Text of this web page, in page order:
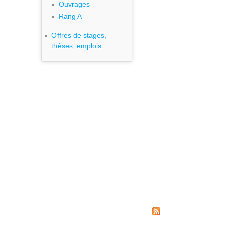
Ouvrages
Rang A
Offres de stages,
thèses, emplois